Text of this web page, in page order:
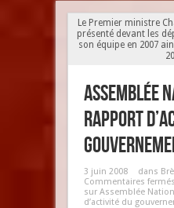
Le Premier ministre
présenté devant les
son équipe en 2007
Assemblée
Rapport
3 juin 2008 dans
Commentaires fermés
sur Assemblée
d’activité du